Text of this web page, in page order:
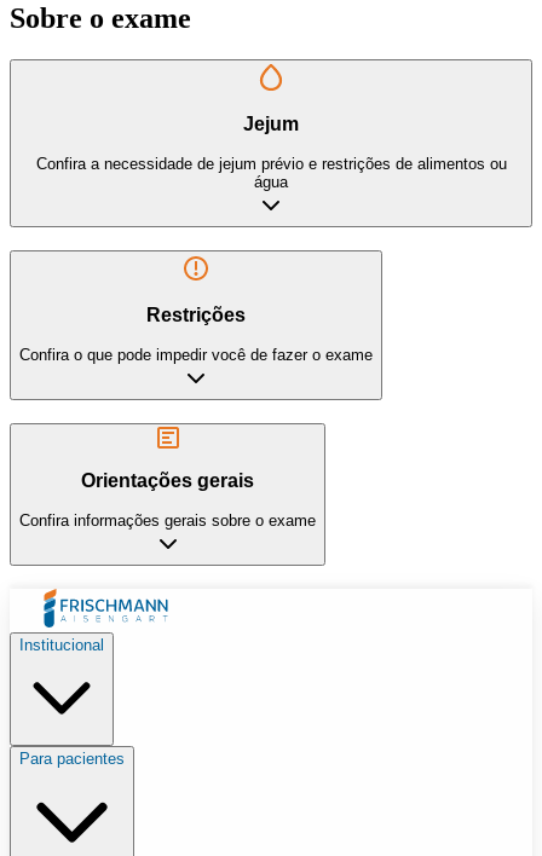
Sobre o exame
Jejum
Confira a necessidade de jejum prévio e restrições de alimentos ou
água
Restrições
Confira o que pode impedir você de fazer o exame
Orientações gerais
Confira informações gerais sobre o exame
Institucional
Para pacientes